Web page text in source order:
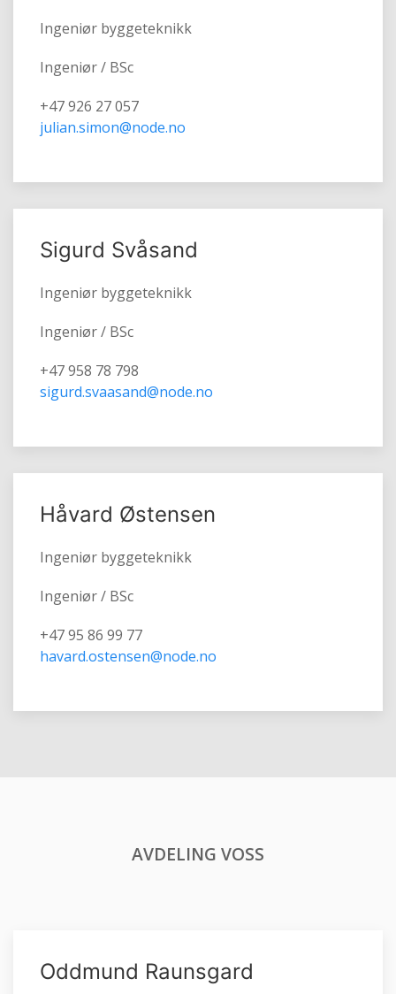
Ingeniør byggeteknikk
Ingeniør / BSc
+47 926 27 057
julian.simon@node.no
Sigurd Svåsand
Ingeniør byggeteknikk
Ingeniør / BSc
+47 958 78 798
sigurd.svaasand@node.no
Håvard Østensen
Ingeniør byggeteknikk
Ingeniør / BSc
+47 95 86 99 77
havard.ostensen@node.no
AVDELING VOSS
Oddmund Raunsgard